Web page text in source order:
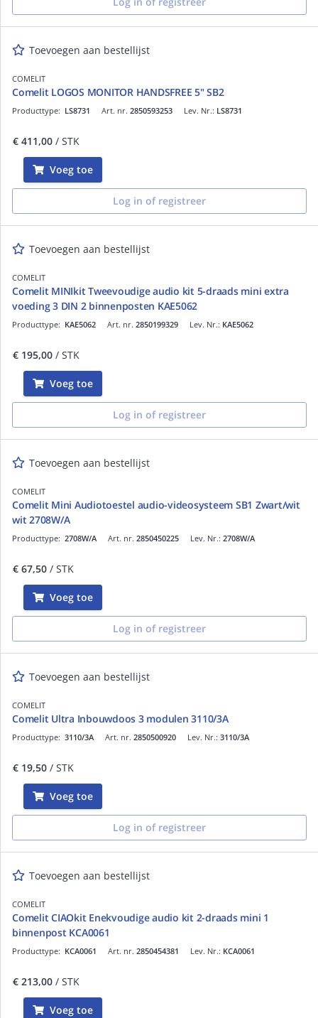
Toevoegen aan bestellijst
COMELIT
Comelit LOGOS MONITOR HANDSFREE 5" SB2
Art. nr. 2850593253
Producttype: LS8731 Lev. Nr.: LS8731
€ 411,00 / STK
Voeg toe
Log in of registreer
Toevoegen aan bestellijst
COMELIT
Comelit MINIkit Tweevoudige audio kit 5-draads mini extra
voeding 3 DIN 2 binnenposten KAE5062
Art. nr. 2850199329
Producttype: KAE5062 Lev. Nr.: KAE5062
€ 195,00 / STK
Voeg toe
Log in of registreer
Toevoegen aan bestellijst
COMELIT
Comelit Mini Audiotoestel audio-videosysteem SB1 Zwart/wit
wit 2708W/A
Art. nr. 2850450225
Producttype: 2708W/A Lev. Nr.: 2708W/A
€ 67,50 / STK
Voeg toe
Log in of registreer
Toevoegen aan bestellijst
COMELIT
Comelit Ultra Inbouwdoos 3 modulen 3110/3A
Art. nr. 2850500920
Producttype: 3110/3A Lev. Nr.: 3110/3A
€ 19,50 / STK
Voeg toe
Log in of registreer
Toevoegen aan bestellijst
COMELIT
Comelit CIAOkit Enekvoudige audio kit 2-draads mini 1
binnenpost KCA0061
Art. nr. 2850454381
Producttype: KCA0061 Lev. Nr.: KCA0061
€ 213,00 / STK
Voeg toe